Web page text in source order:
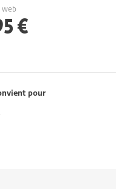
web
€
pour